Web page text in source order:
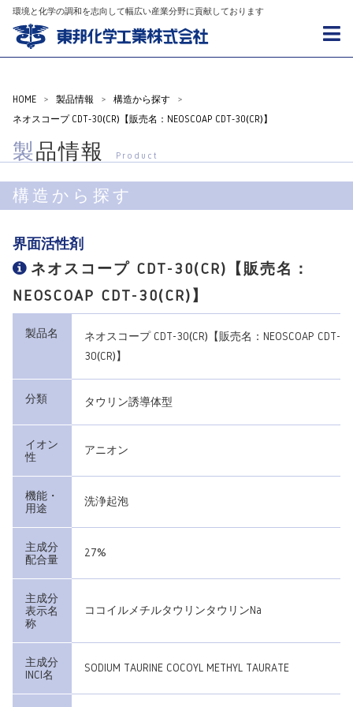
環境と化学の調和を志向して幅広い産業分野に貢献しております
HOME > 製品情報 > 構造から探す
>
ネオスコープ CDT-30(CR)【販売名：NEOSCOAP CDT-30(CR)】
製品情報 Product
構造から探す
界面活性剤
ネオスコープ CDT-30(CR)【販売名：
NEOSCOAP CDT-30(CR)】
製品名
ネオスコープ CDT-30(CR)【販売名：NEOSCOAP CDT-
30(CR)】
分類 タウリン誘導体型
イオン
性
アニオン
機能・
用途
洗浄起泡
主成分
配合量
27%
主成分
表示名
称
ココイルメチルタウリンタウリンNa
主成分
INCI名
SODIUM TAURINE COCOYL METHYL TAURATE